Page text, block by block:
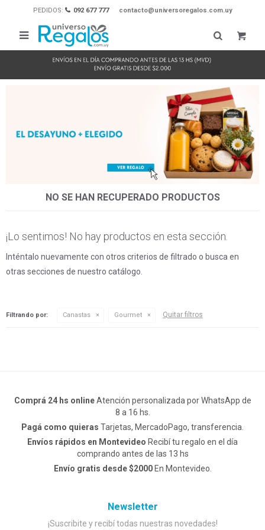
PEDIDOS: 092 677 777 contacto@universoregalos.com.uy

NO SE HAN RECUPERADO PRODUCTOS
¡Lo sentimos! No hay productos en esta sección.
Inténtalo nuevamente con otros criterios de filtrado o busca en
otras secciones de nuestro catálogo.
Filtrando por: Canastas Gourmet Quitar filtros
Comprá 24 hs onlineAtención personalizada por WhatsApp de
8 a 16 hs.
Pagá como quieras Tarjetas, MercadoPago, transferencia.
Envíos rápidos en Montevideo Recibí tu regalo en el día
comprando antes de las 13 hs
Envío gratis desde $2000En Montevideo.
Newsletter
¡Suscribite y recibí todas nuestras novedades!